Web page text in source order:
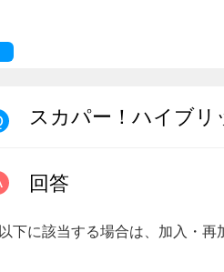
スカパー！ハイブリ
回答
以下に該当する場合は、加入・再